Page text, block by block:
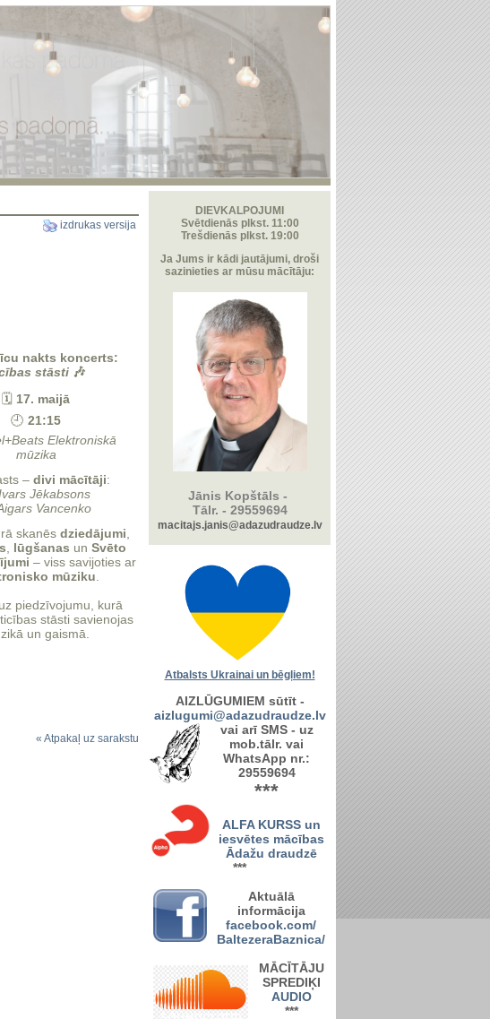
izdrukas versija
nakts koncerts:
stāsti 🎶
🗓 17. maijā
🕘 21:15
Elektroniskā
mūzika
– divi mācītāji:
Jēkabsons
Vancenko
skanēs dziedājumi
lūgšanas un Svēto
– viss savijoties ar
mūziku
piedzīvojumu, kurā
stāsti savienojas
un gaismā.
« Atpakaļ uz sarakstu
DIEVKALPOJUMI
Svētdienās plkst. 11:00
Trešdienās plkst. 19:00
Ja Jums ir kādi jautājumi, droši
sazinieties ar mūsu mācītāju:
Jānis Kopštāls -
Tālr. - 29559694
macitajs.janis@adazudraudze.lv
Atbalsts Ukrainai un bēgļiem!
AIZLŪGUMIEM sūtīt -
aizlugumi@adazudraudze.lv
vai arī SMS - uz
mob.tālr. vai
WhatsApp nr.:
29559694
***
ALFA KURSS un
iesvētes mācības
Ādažu draudzē
***
Aktuālā
informācija
facebook.com/
BaltezeraBaznica/
MĀCĪTĀJU
SPREDIĶI
AUDIO
***